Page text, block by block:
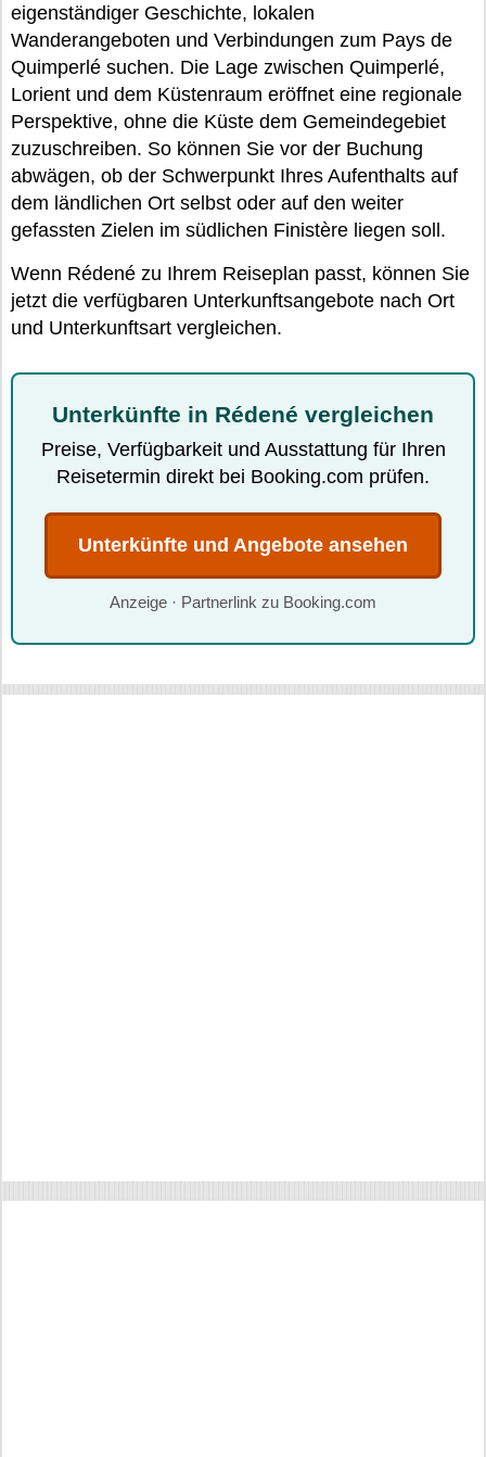
eigenständiger Geschichte, lokalen
Wanderangeboten und Verbindungen zum Pays de
Quimperlé suchen. Die Lage zwischen Quimperlé,
Lorient und dem Küstenraum eröffnet eine regionale
Perspektive, ohne die Küste dem Gemeindegebiet
zuzuschreiben. So können Sie vor der Buchung
abwägen, ob der Schwerpunkt Ihres Aufenthalts auf
dem ländlichen Ort selbst oder auf den weiter
gefassten Zielen im südlichen Finistère liegen soll.
Wenn Rédené zu Ihrem Reiseplan passt, können Sie
jetzt die verfügbaren Unterkunftsangebote nach Ort
und Unterkunftsart vergleichen.
Unterkünfte in Rédené vergleichen
Preise, Verfügbarkeit und Ausstattung für Ihren
Reisetermin direkt bei Booking.com prüfen.
Unterkünfte und Angebote ansehen
Anzeige · Partnerlink zu Booking.com